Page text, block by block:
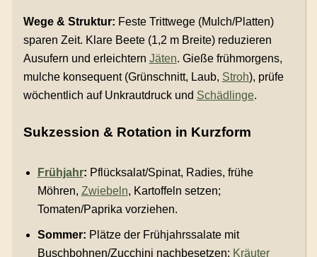
Wege & Struktur: Feste Trittwege (Mulch/Platten)
sparen Zeit. Klare Beete (1,2 m Breite) reduzieren
Ausufern und erleichtern Jäten. Gieße frühmorgens,
mulche konsequent (Grünschnitt, Laub, Stroh), prüfe
wöchentlich auf Unkrautdruck und Schädlinge.
Sukzession & Rotation in Kurzform
Frühjahr: Pflücksalat/Spinat, Radies, frühe
Möhren, Zwiebeln, Kartoffeln setzen;
Tomaten/Paprika vorziehen.
Sommer: Plätze der Frühjahrssalate mit
Buschbohnen/Zucchini nachbesetzen; Kräuter